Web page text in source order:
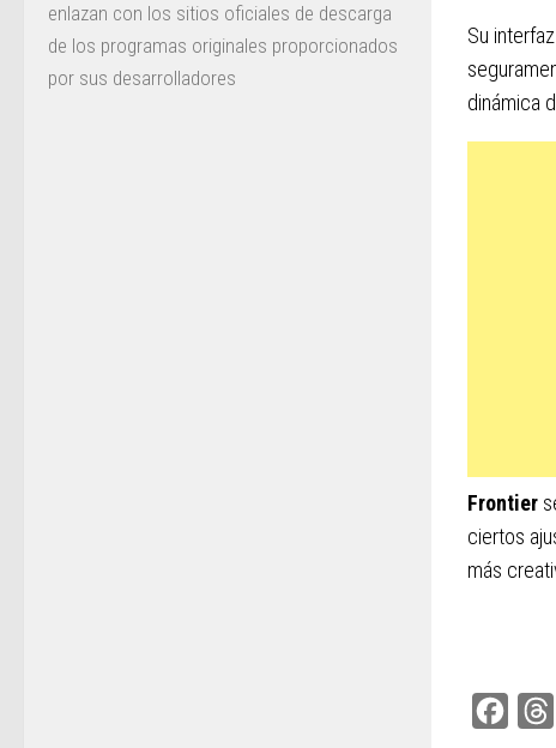
Su
dinámica
Frontier
ciertos
más
enlazan con los sitios oficiales de descarga
de los programas originales proporcionados
por sus desarrolladores